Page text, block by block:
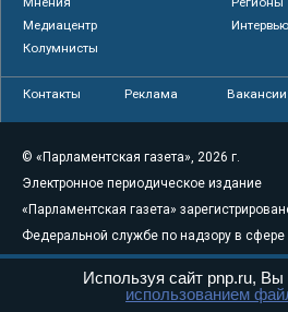
Медиацентр
Интервью
Колумнисты
Контакты Реклама Вакансии
© «Парламентская газета», 2026 г.
Электронное периодическое издание
«Парламентская газета»
Федеральной службе по надзору в сфере
связи, информационных технологий и
массовых коммуникаций
Используя сайт pnp.ru, Вы
использованием